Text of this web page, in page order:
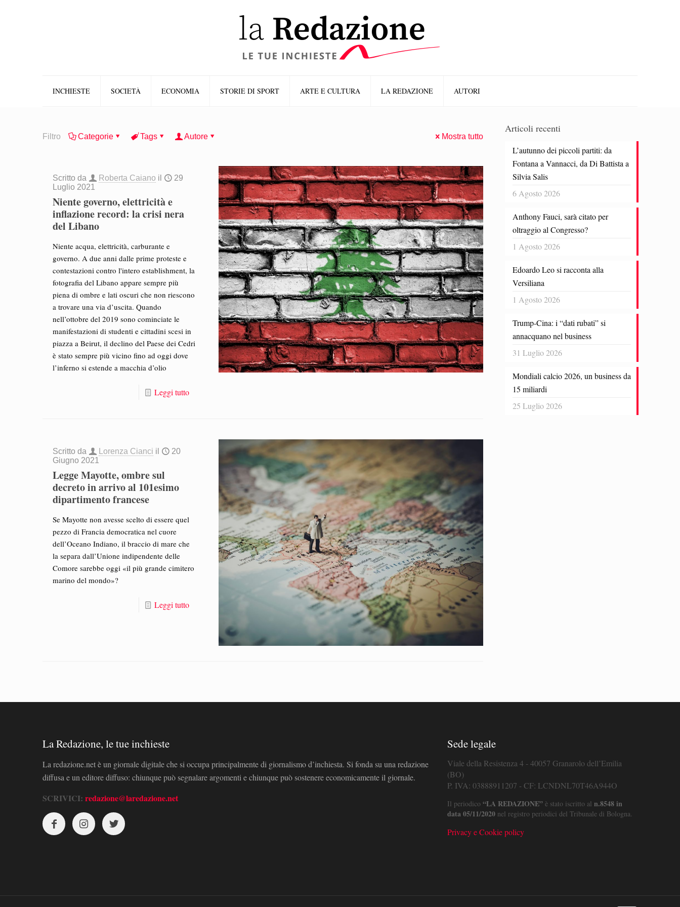
INCHIESTE SOCIETÀ ECONOMIA STORIE DI SPORT ARTE E CULTURA LA REDAZIONE AUTORI
Filtro Categorie Tags Autore Mostra tutto
Scritto da Roberta Caiano il
29
Luglio 2021
Niente governo, elettricità e
inflazione record: la crisi nera
del Libano
Niente acqua, elettricità, carburante e
governo. A due anni dalle prime proteste e
contestazioni contro l'intero establishment, la
fotografia del Libano appare sempre più
piena di ombre e lati oscuri che non riescono
a trovare una via d’uscita. Quando
nell’ottobre del 2019 sono cominciate le
manifestazioni di studenti e cittadini scesi in
piazza a Beirut, il declino del Paese dei Cedri
è stato sempre più vicino fino ad oggi dove
l’inferno si estende a macchia d’olio
Leggi tutto
Scritto da Lorenza Cianci il
20
Giugno 2021
Legge Mayotte, ombre sul
decreto in arrivo al 101esimo
dipartimento francese
Se Mayotte non avesse scelto di essere quel
pezzo di Francia democratica nel cuore
dell’Oceano Indiano, il braccio di mare che
la separa dall’Unione indipendente delle
Comore sarebbe oggi «il più grande cimitero
marino del mondo»?
Leggi tutto
Articoli recenti
L’autunno dei piccoli partiti: da
Fontana a Vannacci, da Di Battista a
Silvia Salis
6 Agosto 2026
Anthony Fauci, sarà citato per
oltraggio al Congresso?
1 Agosto 2026
Edoardo Leo si racconta alla
Versiliana
1 Agosto 2026
Trump-Cina: i “dati rubati” si
annacquano nel business
31 Luglio 2026
Mondiali calcio 2026, un business da
15 miliardi
25 Luglio 2026
La Redazione, le tue inchieste
La redazione.net è un giornale digitale che si occupa principalmente di giornalismo d’inchiesta. Si fonda su una redazione
diffusa e un editore diffuso: chiunque può segnalare argomenti e chiunque può sostenere economicamente il giornale.
SCRIVICI: redazione@laredazione.net
Sede legale
Viale della Resistenza 4 - 40057 Granarolo dell’Emilia
(BO)
P. IVA: 03888911207 - CF: LCNDNL70T46A944O
Il periodico “LA REDAZIONE”è stato iscritto al n.8548 in
data 05/11/2020nel registro periodici del Tribunale di Bologna.
Privacy e Cookie policy